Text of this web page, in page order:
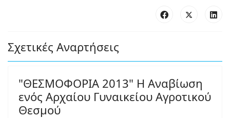
Σχετικές Αναρτήσεις
"ΘΕΣΜΟΦΟΡΙΑ 2013" Η Αναβίωση
ενός Αρχαίου Γυναικείου Αγροτικού
Θεσμού